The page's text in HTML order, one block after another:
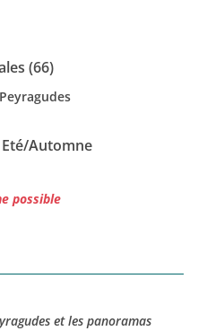
(66)
Peyragudes
Eté/Automne
possible
et les panoramas